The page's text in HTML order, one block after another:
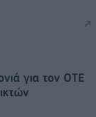
για τον ΟΤΕ